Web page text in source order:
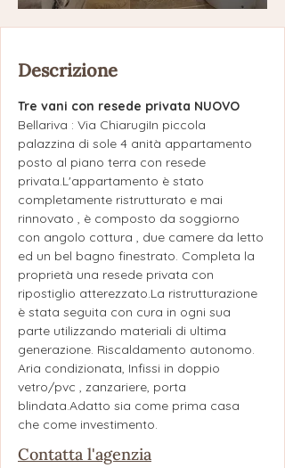
Descrizione
Tre vani con resede privata NUOVO
Bellariva : Via ChiarugiIn piccola
palazzina di sole 4 anità appartamento
posto al piano terra con resede
privata.L'appartamento è stato
completamente ristrutturato e mai
rinnovato , è composto da soggiorno
con angolo cottura , due camere da letto
ed un bel bagno finestrato. Completa la
proprietà una resede privata con
ripostiglio atterezzato.La ristrutturazione
è stata seguita con cura in ogni sua
parte utilizzando materiali di ultima
generazione. Riscaldamento autonomo.
Aria condizionata, Infissi in doppio
vetro/pvc , zanzariere, porta
blindata.Adatto sia come prima casa
che come investimento.
Contatta l'agenzia